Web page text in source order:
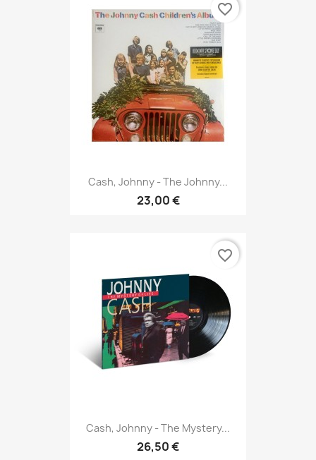
Cash, Johnny - The Johnny...
23,00 €
favorite_border
Cash, Johnny - The Mystery...
26,50 €
favorite_border